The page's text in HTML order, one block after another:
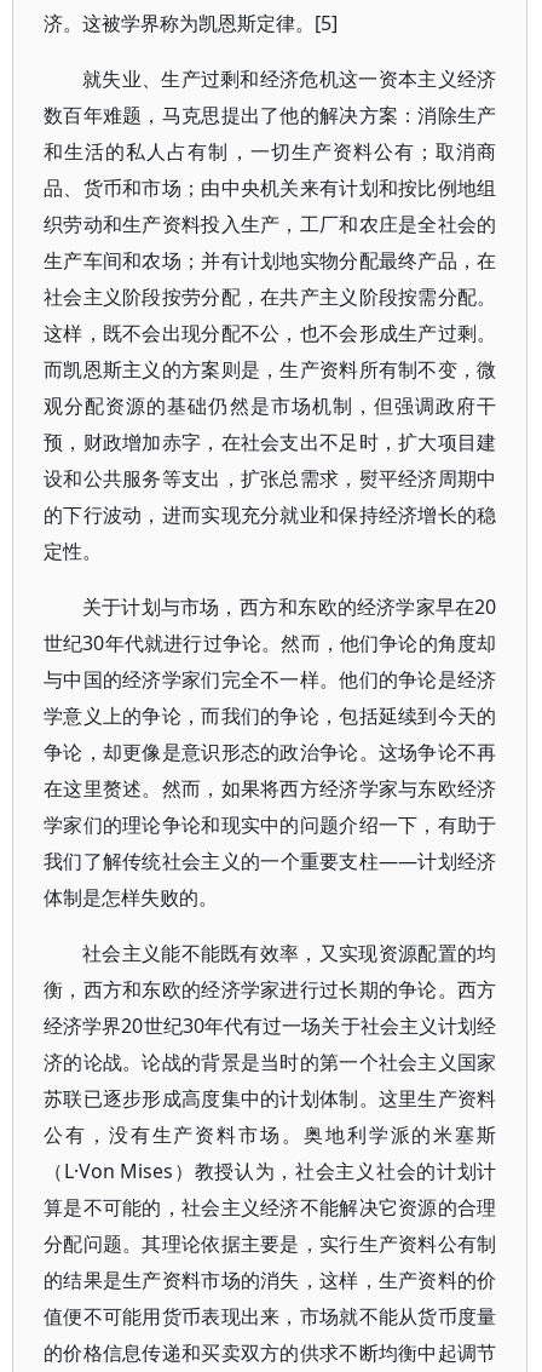
济。这被学界称为凯恩斯定律。[5]
就失业、生产过剩和经济危机这一资本主义经济
数百年难题，马克思提出了他的解决方案：消除生产
和生活的私人占有制，一切生产资料公有；取消商
品、货币和市场；由中央机关来有计划和按比例地组
织劳动和生产资料投入生产，工厂和农庄是全社会的
生产车间和农场；并有计划地实物分配最终产品，在
社会主义阶段按劳分配，在共产主义阶段按需分配。
这样，既不会出现分配不公，也不会形成生产过剩。
而凯恩斯主义的方案则是，生产资料所有制不变，微
观分配资源的基础仍然是市场机制，但强调政府干
预，财政增加赤字，在社会支出不足时，扩大项目建
设和公共服务等支出，扩张总需求，熨平经济周期中
的下行波动，进而实现充分就业和保持经济增长的稳
定性。
关于计划与市场，西方和东欧的经济学家早在20
世纪30年代就进行过争论。然而，他们争论的角度却
与中国的经济学家们完全不一样。他们的争论是经济
学意义上的争论，而我们的争论，包括延续到今天的
争论，却更像是意识形态的政治争论。这场争论不再
在这里赘述。然而，如果将西方经济学家与东欧经济
学家们的理论争论和现实中的问题介绍一下，有助于
我们了解传统社会主义的一个重要支柱——计划经济
体制是怎样失败的。
社会主义能不能既有效率，又实现资源配置的均
衡，西方和东欧的经济学家进行过长期的争论。西方
经济学界20世纪30年代有过一场关于社会主义计划经
济的论战。论战的背景是当时的第一个社会主义国家
苏联已逐步形成高度集中的计划体制。这里生产资料
公有，没有生产资料市场。奥地利学派的米塞斯
（L·Von Mises）教授认为，社会主义社会的计划计
算是不可能的，社会主义经济不能解决它资源的合理
分配问题。其理论依据主要是，实行生产资料公有制
的结果是生产资料市场的消失，这样，生产资料的价
值便不可能用货币表现出来，市场就不能从货币度量
的价格信息传递和买卖双方的供求不断均衡中起调节